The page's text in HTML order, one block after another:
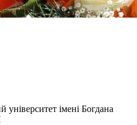
університет імені Богдана